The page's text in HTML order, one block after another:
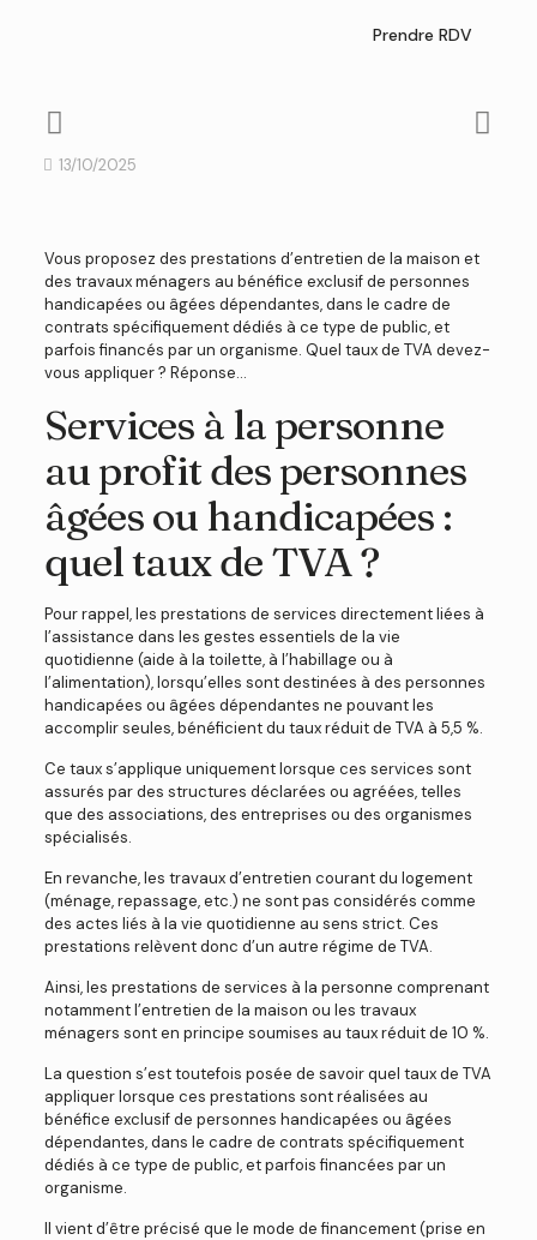
Prendre RDV
13/10/2025
Vous proposez des prestations d’entretien de la maison et
des travaux ménagers au bénéfice exclusif de personnes
handicapées ou âgées dépendantes, dans le cadre de
contrats spécifiquement dédiés à ce type de public, et
parfois financés par un organisme. Quel taux de TVA devez-
vous appliquer ? Réponse…
Services à la personne
au profit des personnes
âgées ou handicapées :
quel taux de TVA ?
Pour rappel, les prestations de services directement liées à
l’assistance dans les gestes essentiels de la vie
quotidienne (aide à la toilette, à l’habillage ou à
l’alimentation), lorsqu’elles sont destinées à des personnes
handicapées ou âgées dépendantes ne pouvant les
accomplir seules, bénéficient du taux réduit de TVA à 5,5 %.
Ce taux s’applique uniquement lorsque ces services sont
assurés par des structures déclarées ou agréées, telles
que des associations, des entreprises ou des organismes
spécialisés.
En revanche, les travaux d’entretien courant du logement
(ménage, repassage, etc.) ne sont pas considérés comme
des actes liés à la vie quotidienne au sens strict. Ces
prestations relèvent donc d’un autre régime de TVA.
Ainsi, les prestations de services à la personne comprenant
notamment l’entretien de la maison ou les travaux
ménagers sont en principe soumises au taux réduit de 10 %.
La question s’est toutefois posée de savoir quel taux de TVA
appliquer lorsque ces prestations sont réalisées au
bénéfice exclusif de personnes handicapées ou âgées
dépendantes, dans le cadre de contrats spécifiquement
dédiés à ce type de public, et parfois financées par un
organisme.
Il vient d’être précisé que le mode de financement (prise en